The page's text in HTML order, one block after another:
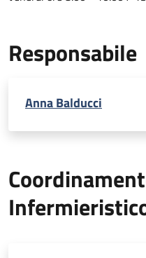
Responsabile
Anna Balducci